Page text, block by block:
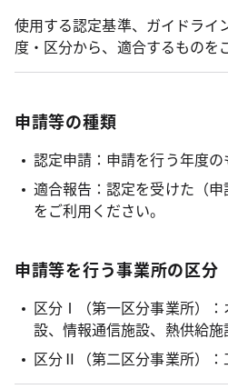
使用する認定基準、ガイドライ
度・区分から、適合するものを
申請等の種類
認定申請：申請を行う年度の
適合報告：認定を受けた（
をご利用ください。
申請等を行う事業所の区分
区分Ⅰ（第一区分事業所）
設、情報通信施設、熱供給
区分Ⅱ（第二区分事業所）：